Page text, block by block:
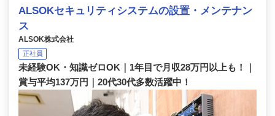
ALSOKセキュリティシステムの設置・メンテナン
ス
ALSOK株式会社
正社員
未経験OK・知識ゼロOK｜1年目で月収28万円以上も！｜
賞与平均137万円｜20代30代多数活躍中！